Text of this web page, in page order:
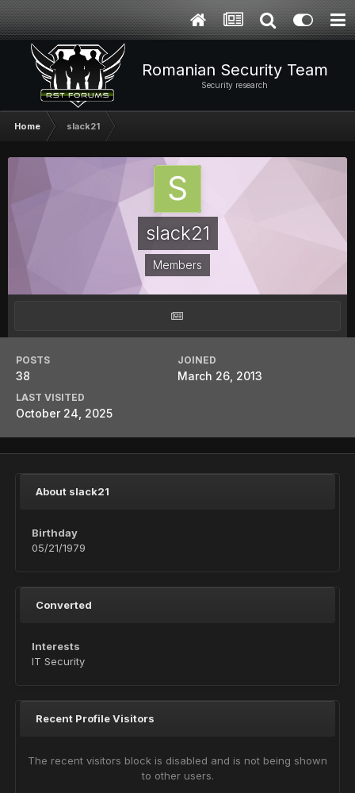
Romanian Security Team
Security research
Home slack21
slack21
Members
POSTS
38
JOINED
March 26, 2013
LAST VISITED
October 24, 2025
About slack21
Birthday
05/21/1979
Converted
Interests
IT Security
Recent Profile Visitors
The recent visitors block is disabled and is not being shown
to other users.